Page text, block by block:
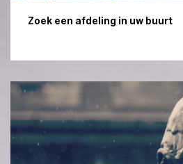
Zoek een afdeling in uw buurt